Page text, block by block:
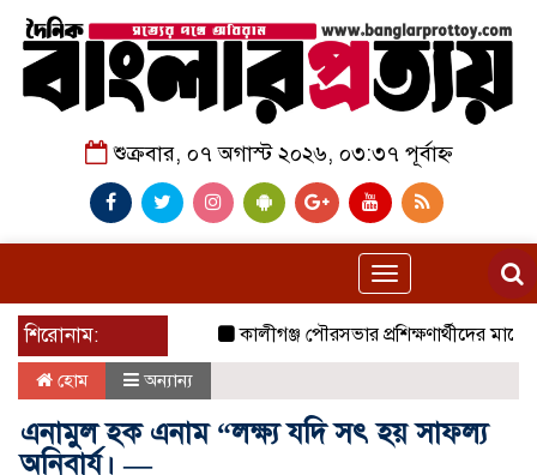
শুক্রবার, ০৭ অগাস্ট ২০২৬, ০৩:৩৭ পূর্বাহ্ন
Toggle
navigation
শিরোনাম:
কালীগঞ্জ পৌরসভার প্রশিক্ষণার্থীদের মাঝে
হোম অন্যান্য
এনামুল হক এনাম “লক্ষ্য যদি সৎ হয় সাফল্য
অনিবার্য। —